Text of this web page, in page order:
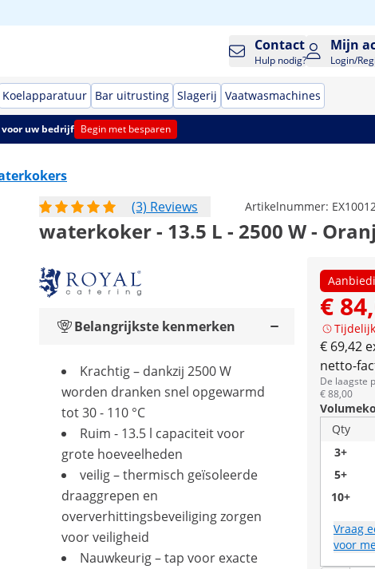
Contact
Hulp nodig?
Mijn
Login/
Koelapparatuur Bar uitrusting Slagerij Vaatwasmachines
uw bedrijf Begin met besparen
(3) Reviews
Artikelnummer:
waterkoker - 13.5 L - 2500 W -
€
€ 69,42
netto-
De laagste
€ 88,00
Qty
3+
5+
10+
Vraag
voor
Belangrijkste kenmerken
Krachtig – dankzij 2500 W
worden dranken snel opgewarmd
tot 30 - 110 °C
Ruim - 13.5 l capaciteit voor
grote hoeveelheden
veilig – thermisch geïsoleerde
draaggrepen en
oververhittingsbeveiliging zorgen
voor veiligheid
Nauwkeurig – tap voor exacte